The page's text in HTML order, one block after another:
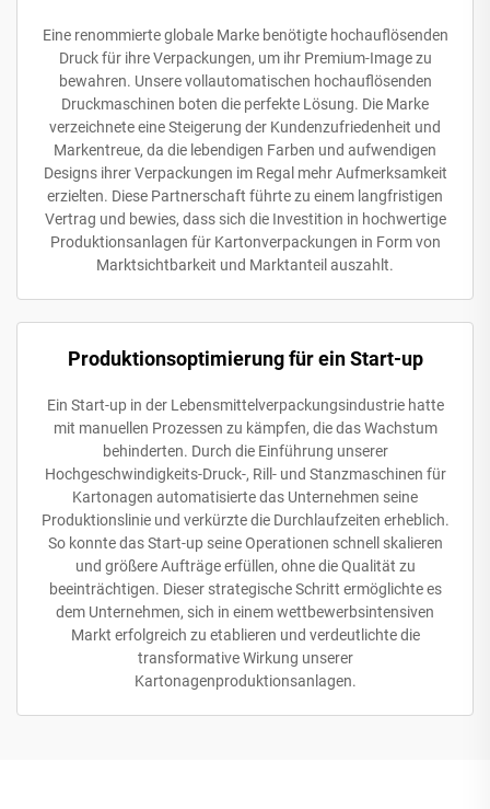
Eine renommierte globale Marke benötigte hochauflösenden
Druck für ihre Verpackungen, um ihr Premium-Image zu
bewahren. Unsere vollautomatischen hochauflösenden
Druckmaschinen boten die perfekte Lösung. Die Marke
verzeichnete eine Steigerung der Kundenzufriedenheit und
Markentreue, da die lebendigen Farben und aufwendigen
Designs ihrer Verpackungen im Regal mehr Aufmerksamkeit
erzielten. Diese Partnerschaft führte zu einem langfristigen
Vertrag und bewies, dass sich die Investition in hochwertige
Produktionsanlagen für Kartonverpackungen in Form von
Marktsichtbarkeit und Marktanteil auszahlt.
Produktionsoptimierung für ein Start-up
Ein Start-up in der Lebensmittelverpackungsindustrie hatte
mit manuellen Prozessen zu kämpfen, die das Wachstum
behinderten. Durch die Einführung unserer
Hochgeschwindigkeits-Druck-, Rill- und Stanzmaschinen für
Kartonagen automatisierte das Unternehmen seine
Produktionslinie und verkürzte die Durchlaufzeiten erheblich.
So konnte das Start-up seine Operationen schnell skalieren
und größere Aufträge erfüllen, ohne die Qualität zu
beeinträchtigen. Dieser strategische Schritt ermöglichte es
dem Unternehmen, sich in einem wettbewerbsintensiven
Markt erfolgreich zu etablieren und verdeutlichte die
transformative Wirkung unserer
Kartonagenproduktionsanlagen.